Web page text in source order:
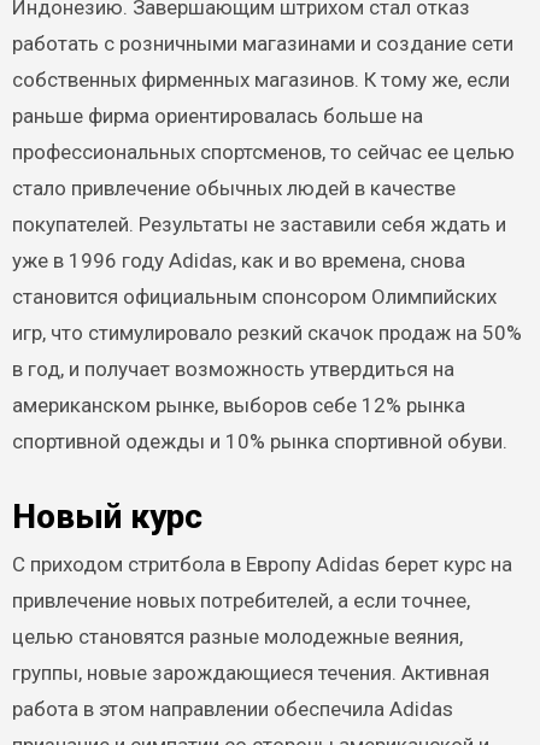
Индонезию. Завершающим штрихом стал отказ
работать с розничными магазинами и создание сети
собственных фирменных магазинов. К тому же, если
раньше фирма ориентировалась больше на
профессиональных спортсменов, то сейчас ее целью
стало привлечение обычных людей в качестве
покупателей. Результаты не заставили себя ждать и
уже в 1996 году Adidas, как и во времена, снова
становится официальным спонсором Олимпийских
игр, что стимулировало резкий скачок продаж на 50%
в год, и получает возможность утвердиться на
американском рынке, выборов себе 12% рынка
спортивной одежды и 10% рынка спортивной обуви.
Новый курс
С приходом стритбола в Европу Adidas берет курс на
привлечение новых потребителей, а если точнее,
целью становятся разные молодежные веяния,
группы, новые зарождающиеся течения. Активная
работа в этом направлении обеспечила Adidas